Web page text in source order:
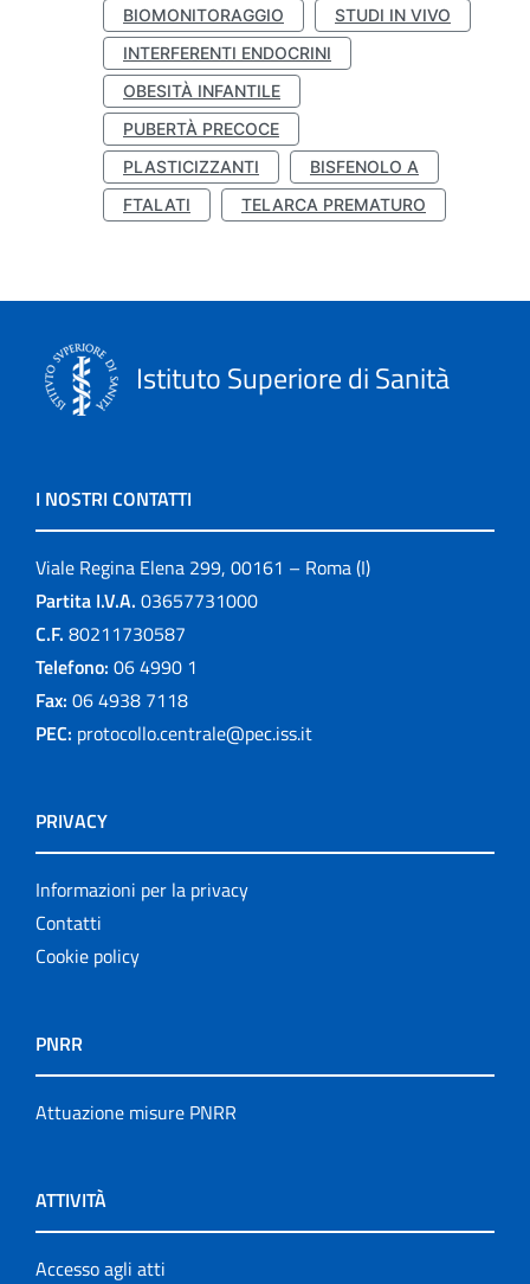
BIOMONITORAGGIO
STUDI IN VIVO
INTERFERENTI ENDOCRINI
OBESITÀ INFANTILE
PUBERTÀ PRECOCE
PLASTICIZZANTI
BISFENOLO A
FTALATI
TELARCA PREMATURO
Istituto Superiore di Sanità
I NOSTRI CONTATTI
Viale Regina Elena 299, 00161 – Roma (I)
Partita I.V.A. 03657731000
C.F. 80211730587
Telefono: 06 4990 1
Fax: 06 4938 7118
PEC: protocollo.centrale@pec.iss.it
PRIVACY
Informazioni per la privacy
Contatti
Cookie policy
PNRR
Attuazione misure PNRR
ATTIVITÀ
Accesso agli atti